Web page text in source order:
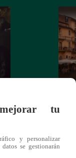
eres
tu
y personalizar
datos se gestionarán